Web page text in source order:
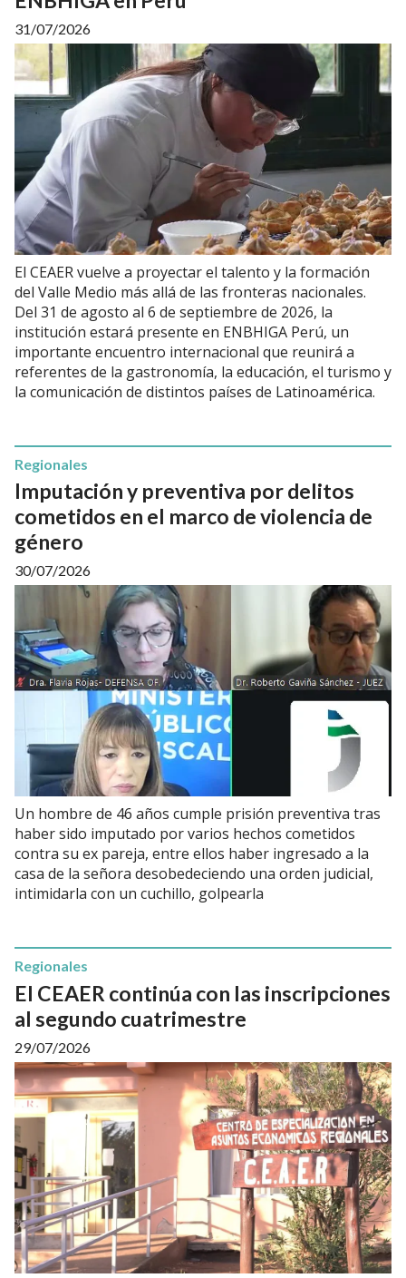
31/07/2026
El CEAER vuelve a proyectar el talento y la formación
del Valle Medio más allá de las fronteras nacionales.
Del 31 de agosto al 6 de septiembre de 2026, la
institución estará presente en ENBHIGA Perú, un
importante encuentro internacional que reunirá a
referentes de la gastronomía, la educación, el turismo y
la comunicación de distintos países de Latinoamérica.
Imputación y preventiva por delitos
cometidos en el marco de violencia de
género
Regionales
30/07/2026
Un hombre de 46 años cumple prisión preventiva tras
haber sido imputado por varios hechos cometidos
contra su ex pareja, entre ellos haber ingresado a la
casa de la señora desobedeciendo una orden judicial,
intimidarla con un cuchillo, golpearla
El CEAER continúa con las inscripciones
al segundo cuatrimestre
Regionales
29/07/2026